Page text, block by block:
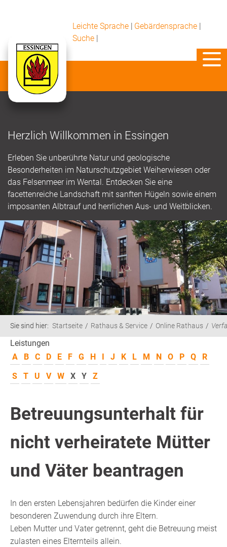
Leichte Sprache | Gebärdensprache |
Suche |
Herzlich Willkommen in Essingen
Erleben Sie unberührte Natur und geologische
Besonderheiten im Naturschutzgebiet Weiherwiesen oder
das Felsenmeer im Wental. Entdecken Sie eine
facettenreiche Landschaft mit sanften Hügeln sowie einem
imposanten Albtrauf und herrlichen Aus- und Weitblicken.
Sie sind hier: Startseite Rathaus & Service Online Rathaus
Leistungen
A
B C D E F G H I J K L M N O P Q
R
S
T U V W X Y Z
Betreuungsunterhalt für
nicht verheiratete Mütter
und Väter beantragen
In den ersten Lebensjahren bedürfen die Kinder einer
besonderen Zuwendung durch ihre Eltern.
Leben Mutter und Vater getrennt, geht die Betreuung meist
zulasten eines Elternteils allein.